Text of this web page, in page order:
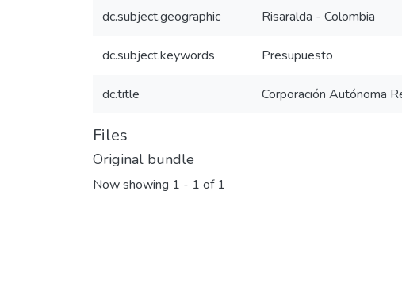
dc.subject.geographic Risaralda - Colombia
dc.subject.keywords Presupuesto
dc.title Corporación Autónoma
Files
Original bundle
Now showing 1 - 1 of 1